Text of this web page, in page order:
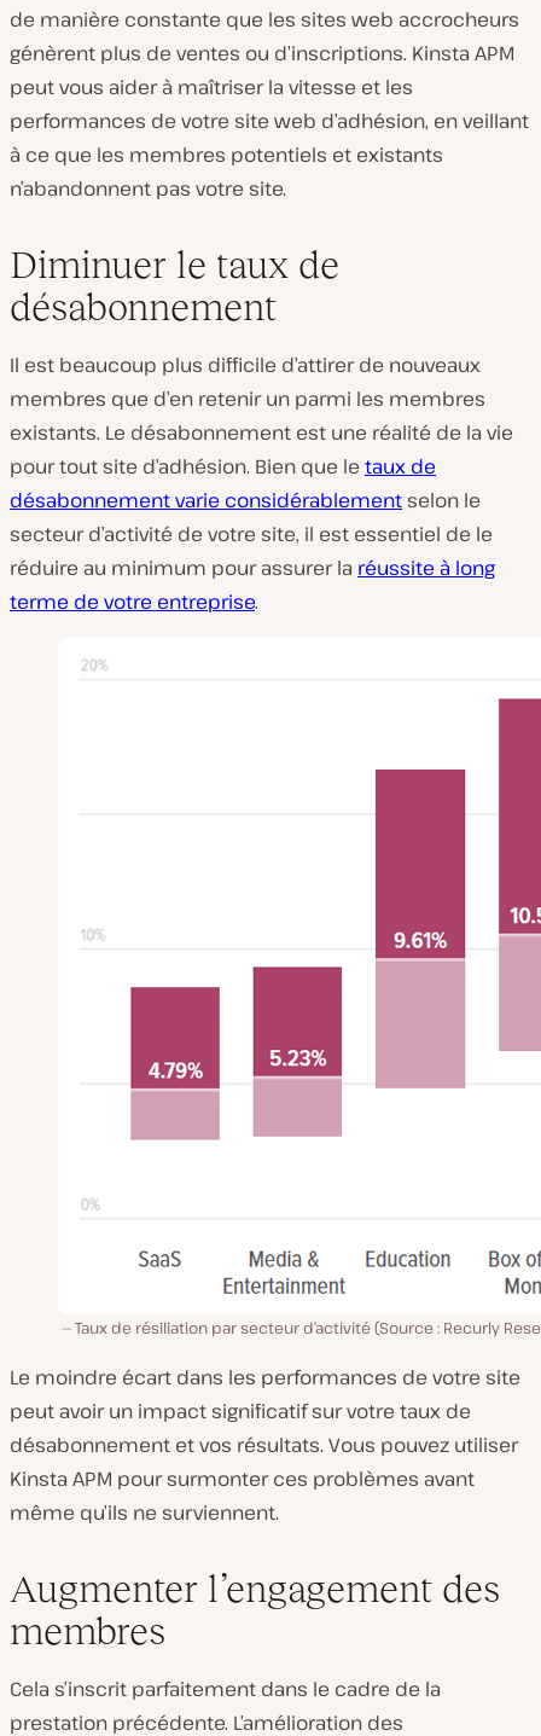
de manière constante que les sites web accrocheurs
génèrent plus de ventes ou d’inscriptions. Kinsta APM
peut vous aider à maîtriser la vitesse et les
performances de votre site web d’adhésion, en veillant
à ce que les membres potentiels et existants
n’abandonnent pas votre site.
Diminuer le taux de
désabonnement
Il est beaucoup plus difficile d’attirer de nouveaux
membres que d’en retenir un parmi les membres
existants. Le désabonnement est une réalité de la vie
pour tout site d’adhésion. Bien que le taux de
désabonnement varie considérablement selon le
secteur d’activité de votre site, il est essentiel de le
réduire au minimum pour assurer la réussite à long
terme de votre entreprise.
Taux de résiliation par secteur d’activité (Source : Recurly
Le moindre écart dans les performances de votre site
peut avoir un impact significatif sur votre taux de
désabonnement et vos résultats. Vous pouvez utiliser
Kinsta APM pour surmonter ces problèmes avant
même qu’ils ne surviennent.
Augmenter l’engagement des
membres
Cela s’inscrit parfaitement dans le cadre de la
prestation précédente. L’amélioration des